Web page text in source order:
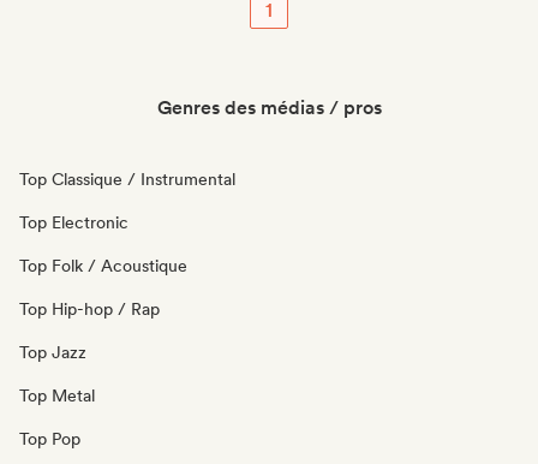
1
Genres des médias / pros
Top Classique / Instrumental
Top Electronic
Top Folk / Acoustique
Top Hip-hop / Rap
Top Jazz
Top Metal
Top Pop